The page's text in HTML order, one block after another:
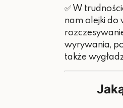
✅ W
nam olejki do
wyrywania,
także